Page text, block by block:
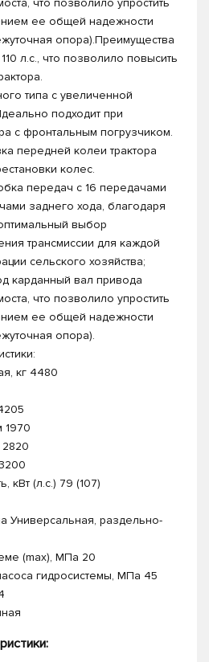
что позволило упростить
ее общей надежности
опора).Преимущества
л.с., что позволило повысить
типа с увеличенной
подходит при
с фронтальным погрузчиком.
передней колеи трактора
колес.
передач с 16 передачами
заднего хода, благодаря
выбор
трансмиссии для каждой
сельского хозяйства;
карданный вал привода
что позволило упростить
ее общей надежности
опора).
кг 4480
1970
2820
кВт (л.с.) 79 (107)
Универсальная, раздельно-
(max), МПа 20
гидросистемы, МПа 45